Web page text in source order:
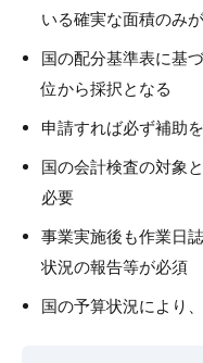
いる確実な面積のみ
国の配分基準表に基
位から採択となる
申請すれば必ず補助
国の会計検査の対象
必要
事業実施後も作業日
状況の報告等が必須
国の予算状況により